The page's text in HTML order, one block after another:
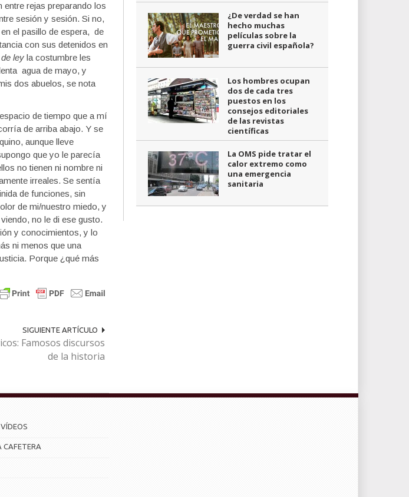
entre rejas preparando los
sesión y sesión. Si no,
el pasillo de espera, de
con sus detenidos en
ley la costumbre les
agua de mayo, y
dos abuelos, se nota
de tiempo que a mí
de arriba abajo. Y se
aunque lleve
que yo le parecía
no tienen ni nombre ni
irreales. Se sentía
de funciones, sin
de mi/nuestro miedo, y
no le di ese gusto.
y conocimientos, y lo
ni menos que una
Porque ¿qué más
SIGUIENTE ARTÍCULO
Famosos discursos
de la historia
¿De verdad se han
hecho muchas
películas sobre la
guerra civil española?
Los hombres ocupan
dos de cada tres
puestos en los
consejos editoriales
de las revistas
científicas
La OMS pide tratar el
calor extremo como
una emergencia
sanitaria
CAFETERA